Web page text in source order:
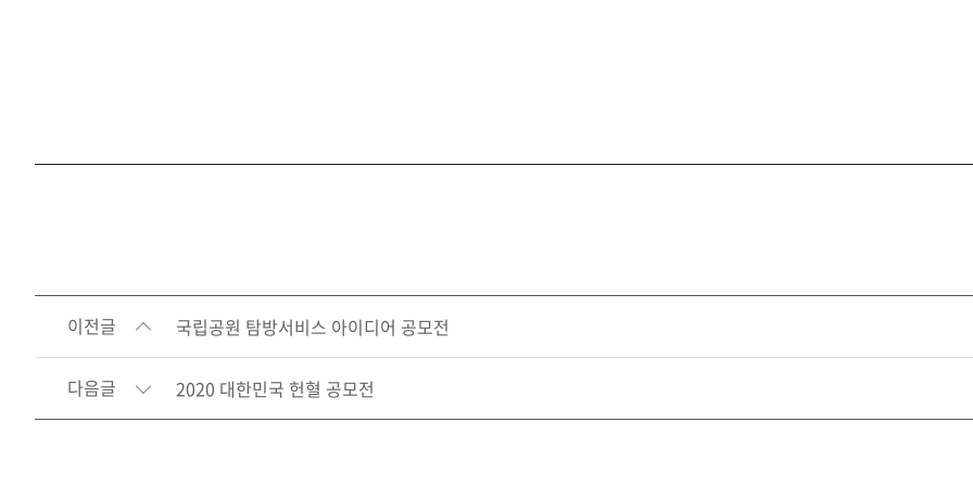
이전글 국립공원 탐방서비스 아이디어 공모전
다음글 2020 대한민국 헌혈 공모전